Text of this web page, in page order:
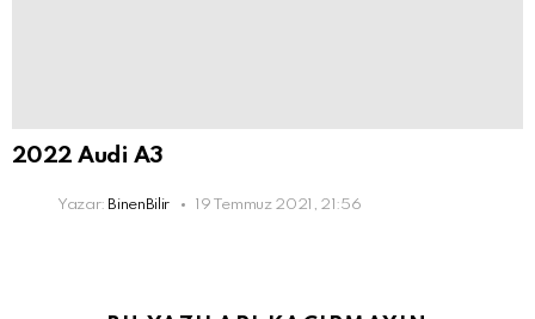
2022 Audi A3
Yazar: BinenBilir 19 Temmuz 2021, 21:56